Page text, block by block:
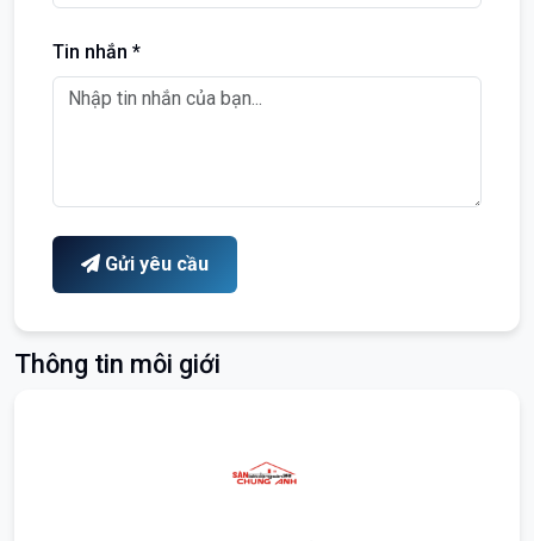
Tin nhắn *
Gửi yêu cầu
Thông tin môi giới